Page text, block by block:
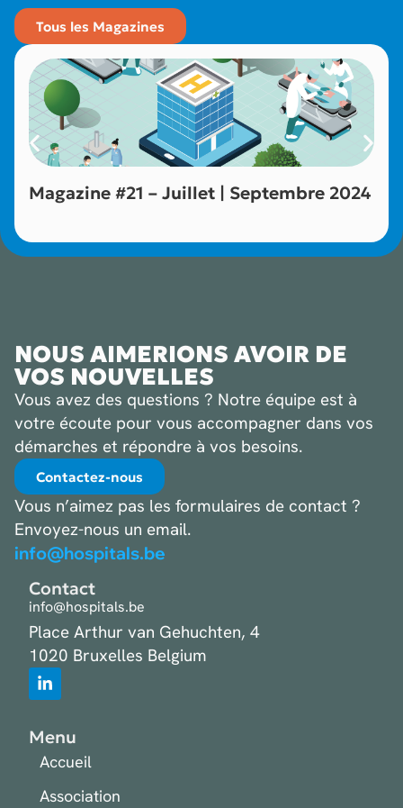
Tous les Magazines
Magazine #21 – Juillet | Septembre 2024
NOUS AIMERIONS AVOIR DE
VOS NOUVELLES
Vous avez des questions ? Notre équipe est à
votre écoute pour vous accompagner dans vos
démarches et répondre à vos besoins.
Contactez-nous
Vous n’aimez pas les formulaires de contact ?
Envoyez-nous un email.
info@hospitals.be
Contact
info@hospitals.be
Place Arthur van Gehuchten, 4
1020 Bruxelles Belgium
Menu
Accueil
Association